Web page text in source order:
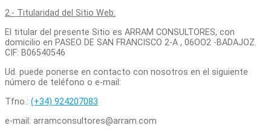
2.- Titularidad del Sitio Web.
El titular del presente Sitio es ARRAM CONSULTORES, con
domicilio en PASEO DE SAN FRANCISCO 2-A , 06OO2 -BADAJOZ.
CIF: B06540546
Ud. puede ponerse en contacto con nosotros en el siguiente
número de teléfono o e-mail:
Tfno.: (+34) 924207083
e-mail: arramconsultores@arram.com